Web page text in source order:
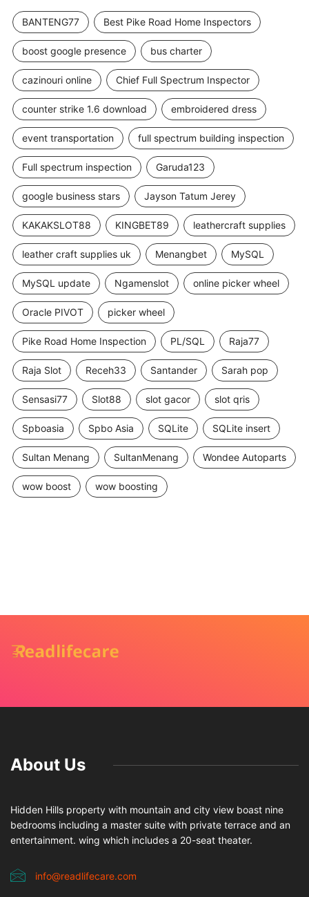
BANTENG77 Best Pike Road Home Inspectors
boost google presence bus charter
cazinouri online Chief Full Spectrum Inspector
counter strike 1.6 download embroidered dress
event transportation full spectrum building inspection
Full spectrum inspection Garuda123
google business stars Jayson Tatum Jerey
KAKAKSLOT88 KINGBET89 leathercraft supplies
leather craft supplies uk Menangbet MySQL
MySQL update Ngamenslot online picker wheel
Oracle PIVOT picker wheel
Pike Road Home Inspection PL/SQL Raja77
Raja Slot Receh33 Santander Sarah pop
Sensasi77 Slot88 slot gacor slot qris
Spboasia Spbo Asia SQLite SQLite insert
Sultan Menang SultanMenang Wondee Autoparts
wow boost wow boosting
About Us
Hidden Hills property with mountain and city view boast nine
bedrooms including a master suite with private terrace and an
entertainment. wing which includes a 20-seat theater.
info@readlifecare.com